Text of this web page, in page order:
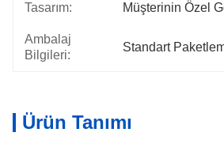
Tasarım: Müşterinin Özel
Ambalaj
Bilgileri:
Standart
Ürün Tanımı